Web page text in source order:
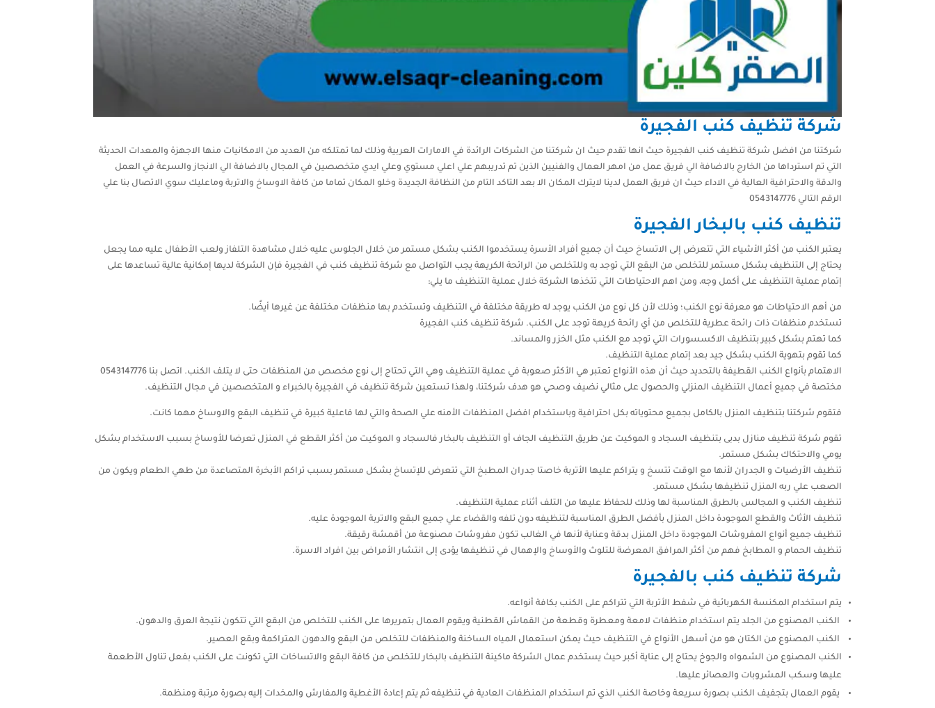
شركة تنظيف كنب الفجيرة
شركتنا من افضل شركة تنظيف كنب الفجيرة حيث انها تقدم حيث ان شركتنا من الشركات الرائدة في الامارات العربية وذلك لما تمتلكه من العديد من الامكانيات منها الاجهزة والمعدات الحديثة
التي تم استرداها من الخارج بالاضافة الي فريق عمل من امهر العمال والفنيين الذين تم تدريبهم علي اعلي مستوي وعلي ايدي متخصصين في المجال بالاضافة الي الانجاز والسرعة في العمل
والدقة والاحترافية العالية في الاداء حيث ان فريق العمل لدينا لايترك المكان الا بعد التاكد التام من النظافة الجديدة وخلو المكان تماما من كافة الاوساخ والاتربة وماعليك سوي الاتصال بنا علي
الرقم التالي 0543147776
تنظيف كنب بالبخار الفجيرة
يعتبر الكنب من أكثر الأشياء التي تتعرض إلى الاتساخ حيث أن جميع أفراد الأسرة يستخدموا الكنب بشكل مستمر من خلال الجلوس عليه خلال مشاهدة التلفاز ولعب الأطفال عليه مما يجعل
يحتاج إلى التنظيف بشكل مستمر للتخلص من البقع التي توجد به وللتخلص من الرائحة الكريهة يجب التواصل مع شركة تنظيف كنب في الفجيرة فإن الشركة لديها إمكانية عالية تساعدها على
إتمام عملية التنظيف على أكمل وجه، ومن اهم الاحتياطات التي تتخذها الشركة خلال عملية التنظيف ما يلي:
من أهم الاحتياطات هو معرفة نوع الكنب؛ وذلك لأن كل نوع من الكنب يوجد له طريقة مختلفة في التنظيف وتستخدم بها منظفات مختلفة عن غيرها أيضًا.
تستخدم منظفات ذات رائحة عطرية للتخلص من أي رائحة كريهة توجد على الكنب. شركة تنظيف كنب الفجيرة
كما تهتم بشكل كبير بتنظيف الاكسسورات التي توجد مع الكنب مثل الخزر والمساند.
كما تقوم بتهوية الكنب بشكل جيد بعد إتمام عملية التنظيف.
الاهتمام بأنواع الكنب القطيفة بالتحديد حيث أن هذه الأنواع تعتبر هي الأكثر صعوبة في عملية التنظيف وهي التي تحتاج إلى نوع مخصص من المنظفات حتى لا يتلف الكنب. اتصل بنا 0543147776
مختصة في جميع أعمال التنظيف المنزلي والحصول على مثالي نضيف وصحي هو هدف شركتنا، ولهذا تستعين شركة تنظيف في الفجيرة بالخبراء و المتخصصين في مجال التنظيف.
فتقوم شركتنا بتنظيف المنزل بالكامل بجميع محتوياته بكل احترافية وباستخدام افضل المنظفات الأمنه علي الصحة والتي لها فاعلية كبيرة في تنظيف البقع والاوساخ مهما كانت.
تقوم شركة تنظيف منازل بدبى بتنظيف السجاد و الموكيت عن طريق التنظيف الجاف أو التنظيف بالبخار فالسجاد و الموكيت من أكثر القطع في المنزل تعرضا للأوساخ بسبب الاستخدام بشكل
يومي والاحتكاك بشكل مستمر.
تنظيف الأرضيات و الجدران لأنها مع الوقت تتسخ و يتراكم عليها الأتربة خاصتا جدران المطبخ التي تتعرض للإتساخ بشكل مستمر بسبب تراكم الأبخرة المتصاعدة من طهي الطعام ويكون من
الصعب علي ربه المنزل تنظيفها بشكل مستمر.
تنظيف الكنب و المجالس بالطرق المناسبة لها وذلك للحفاظ عليها من التلف أثناء عملية التنظيف.
تنظيف الأثاث والقطع الموجودة داخل المنزل بأفضل الطرق المناسبة لتنظيفه دون تلفه والقضاء علي جميع البقع والاتربة الموجودة عليه.
تنظيف جميع أنواع المفروشات الموجودة داخل المنزل بدقة وعناية لأنها في الغالب تكون مفروشات مصنوعة من أقمشة رقيقة.
تنظيف الحمام و المطابخ فهم من أكثر المرافق المعرضة للتلوث والأوساخ والإهمال في تنظيفها يؤدى إلى انتشار الأمراض بين افراد الاسرة.
شركة تنظيف كنب بالفجيرة
يتم استخدام المكنسة الكهربائية في شفط الأتربة التي تتراكم على الكنب بكافة أنواعه.
الكنب المصنوع من الجلد يتم استخدام منظفات لامعة ومعطرة وقطعة من القماش القطنية ويقوم العمال بتمريرها على الكنب للتخلص من البقع التي تتكون نتيجة العرق والدهون.
الكنب المصنوع من الكتان هو من أسهل الأنواع في التنظيف حيث يمكن استعمال المياه الساخنة والمنظفات للتخلص من البقع والدهون المتراكمة وبقع العصير.
الكنب المصنوع من الشمواه والجوخ يحتاج إلى عناية أكبر حيث يستخدم عمال الشركة ماكينة التنظيف بالبخار للتخلص من كافة البقع والاتساخات التي تكونت على الكنب بفعل تناول الأطعمة
عليها وسكب المشروبات والعصائر عليها.
يقوم العمال بتجفيف الكنب بصورة سريعة وخاصة الكنب الذي تم استخدام المنظفات العادية في تنظيفه ثم يتم إعادة الأغطية والمفارش والمخدات إليه بصورة مرتبة ومنظمة.